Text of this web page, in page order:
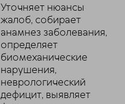
Уточняет нюансы
жалоб, собирает
анамнез заболевания,
определяет
биомеханические
нарушения,
неврологический
дефицит, выявляет